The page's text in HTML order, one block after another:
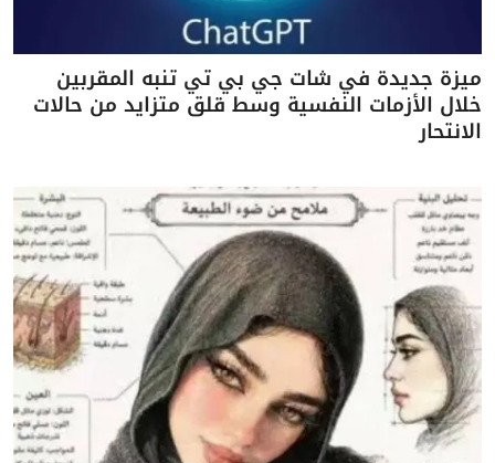
ميزة جديدة في شات جي بي تي تنبه المقربين
خلال الأزمات النفسية وسط قلق متزايد من حالات
الانتحار